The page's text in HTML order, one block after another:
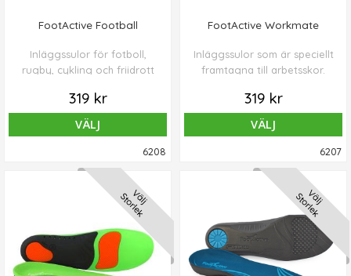
FootActive Football
Inläggssulor för fotboll,
rugby, cykling och friidrott
319 kr
VÄLJ
6208
FootActive Workmate
Inläggssulor som är speciellt
framtagna till arbetsskor.
319 kr
VÄLJ
6207
Välj
Storlek Välj
Storlek